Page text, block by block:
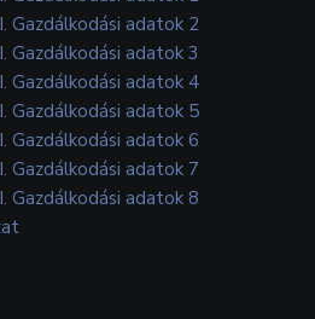
Gazdálkodási adatok 2
Gazdálkodási adatok 3
Gazdálkodási adatok 4
Gazdálkodási adatok 5
Gazdálkodási adatok 6
Gazdálkodási adatok 7
Gazdálkodási adatok 8